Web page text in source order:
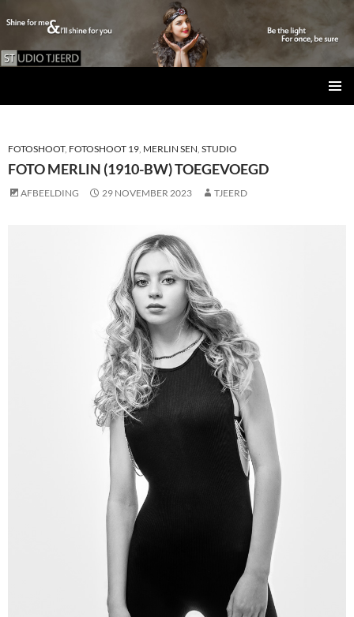
INHOUD
FOTOSHOOT, FOTOSHOOT 19, MERLIN SEN, STUDIO
FOTO MERLIN (1910-BW) TOEGEVOEGD
AFBEELDING 29 NOVEMBER 2023 TJEERD